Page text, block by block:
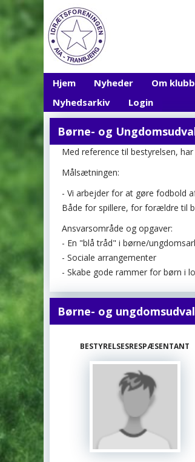
Hjem Nyheder Om
Nyhedsarkiv
Login
Børne- og
Med reference til bestyrelsen,
Målsætningen:
- Vi arbejder for at gøre fodbold
Både for spillere, for forældre til
Ansvarsområde og opgaver:
- En "blå tråd" i børne/
- Sociale arrangementer
- Skabe gode rammer for børn i
Børne- og
BESTYRELSESRESPÆSENTANT